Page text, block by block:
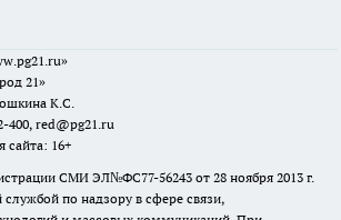
21»
К.С.
400, red@pg21.ru
сайта: 16+
СМИ ЭЛ№ФС77-56243 от 28 ноября 2013 г.
по надзору в сфере связи,